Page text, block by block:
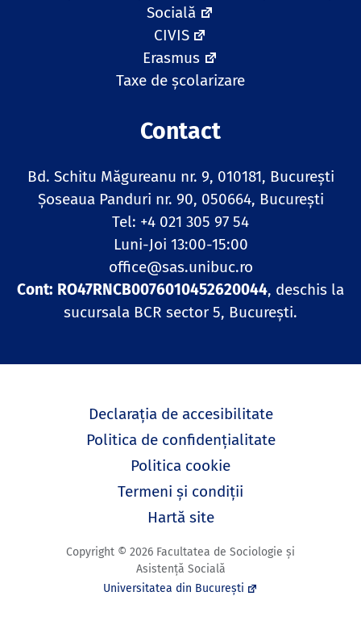
Socială
CIVIS
Erasmus
Taxe de școlarizare
Contact
Bd. Schitu Măgureanu nr. 9, 010181, Bucureşti
Șoseaua Panduri nr. 90, 050664, București
Tel: +4 021 305 97 54
Luni-Joi 13:00-15:00
office@sas.unibuc.ro
Cont: RO47RNCB0076010452620044, deschis la
sucursala BCR sector 5, București.
Declarația de accesibilitate
Politica de confidențialitate
Politica cookie
Termeni și condiții
Hartă site
Copyright © 2026 Facultatea de Sociologie și
Asistență Socială
Universitatea din București